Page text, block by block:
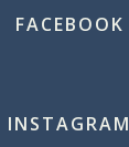
FACEBOOK
INSTAGRAM